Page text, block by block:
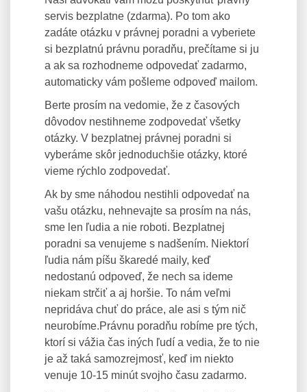
servis bezplatne (zdarma). Po tom ako
zadáte otázku v právnej poradni a vyberiete
si bezplatnú právnu poradňu, prečítame si ju
a ak sa rozhodneme odpovedať zadarmo,
automaticky vám pošleme odpoveď mailom.
Berte prosím na vedomie, že z časových
dôvodov nestihneme zodpovedať všetky
otázky. V bezplatnej právnej poradni si
vyberáme skôr jednoduchšie otázky, ktoré
vieme rýchlo zodpovedať.
Ak by sme náhodou nestihli odpovedať na
vašu otázku, nehnevajte sa prosím na nás,
sme len ľudia a nie roboti. Bezplatnej
poradni sa venujeme s nadšením. Niektorí
ľudia nám píšu škaredé maily, keď
nedostanú odpoveď, že nech sa ideme
niekam strčiť a aj horšie. To nám veľmi
nepridáva chuť do práce, ale asi s tým nič
neurobíme.Právnu poradňu robíme pre tých,
ktorí si vážia čas iných ľudí a vedia, že to nie
je až taká samozrejmosť, keď im niekto
venuje 10-15 minút svojho času zadarmo.